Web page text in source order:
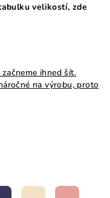
velikostí, zde
ihned šít.
na výrobu, proto